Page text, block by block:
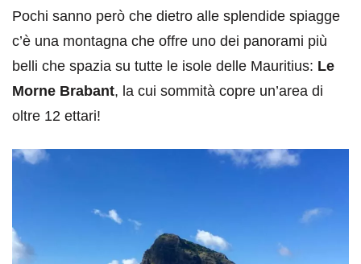
Pochi sanno però che dietro alle splendide spiagge
c’è una montagna che offre uno dei panorami più
belli che spazia su tutte le isole delle Mauritius: Le
Morne Brabant, la cui sommità copre un’area di
oltre 12 ettari!